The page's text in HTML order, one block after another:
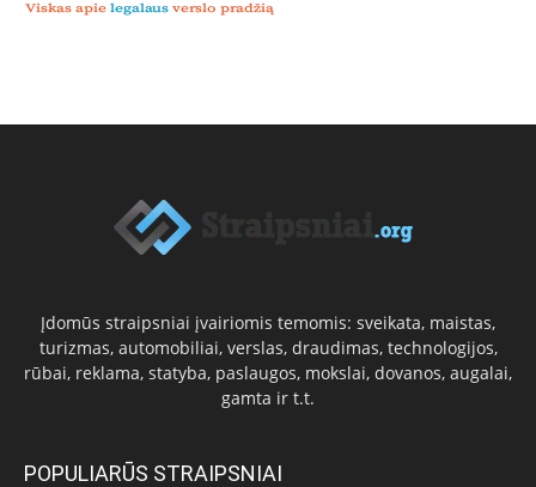
Įdomūs straipsniai įvairiomis temomis: sveikata, maistas,
turizmas, automobiliai, verslas, draudimas, technologijos,
rūbai, reklama, statyba, paslaugos, mokslai, dovanos, augalai,
gamta ir t.t.
POPULIARŪS STRAIPSNIAI